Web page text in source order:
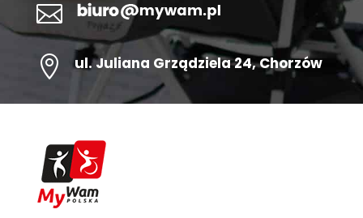

 ul.Juliana Grządziela 24, Chorzów